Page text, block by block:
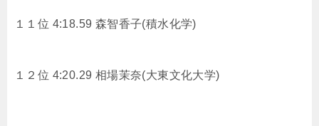
１１位 4:18.59 森智香子(積水化学)
１２位 4:20.29 相場茉奈(大東文化大学)